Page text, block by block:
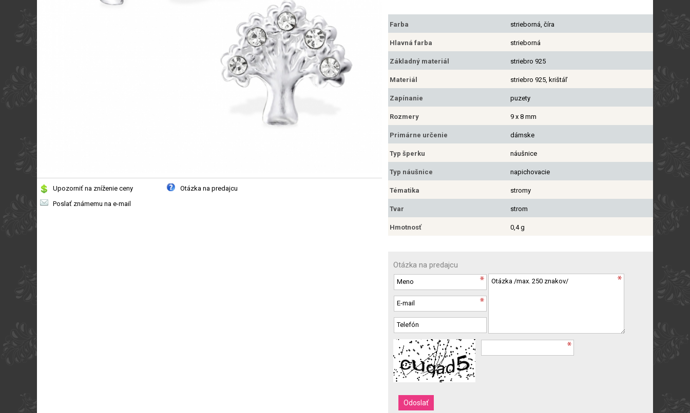
Upozorniť na zníženie ceny
Otázka na predajcu
Poslať známemu na e-mail
Farba strieborná, číra
Hlavná farba strieborná
Základný materiál striebro 925
Materiál striebro 925, krištáľ
Zapínanie puzety
Rozmery 9 x 8 mm
Primárne určenie dámske
Typ šperku náušnice
Typ náušnice napichovacie
Tématika stromy
Tvar strom
Hmotnosť 0,4 g
Otázka na predajcu